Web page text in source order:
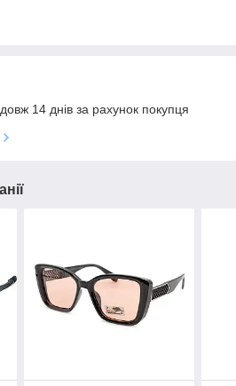
14 днів за рахунок покупця